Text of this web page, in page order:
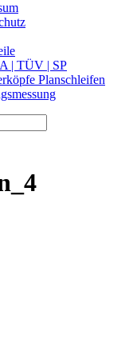
| TÜV | SP
Planschleifen